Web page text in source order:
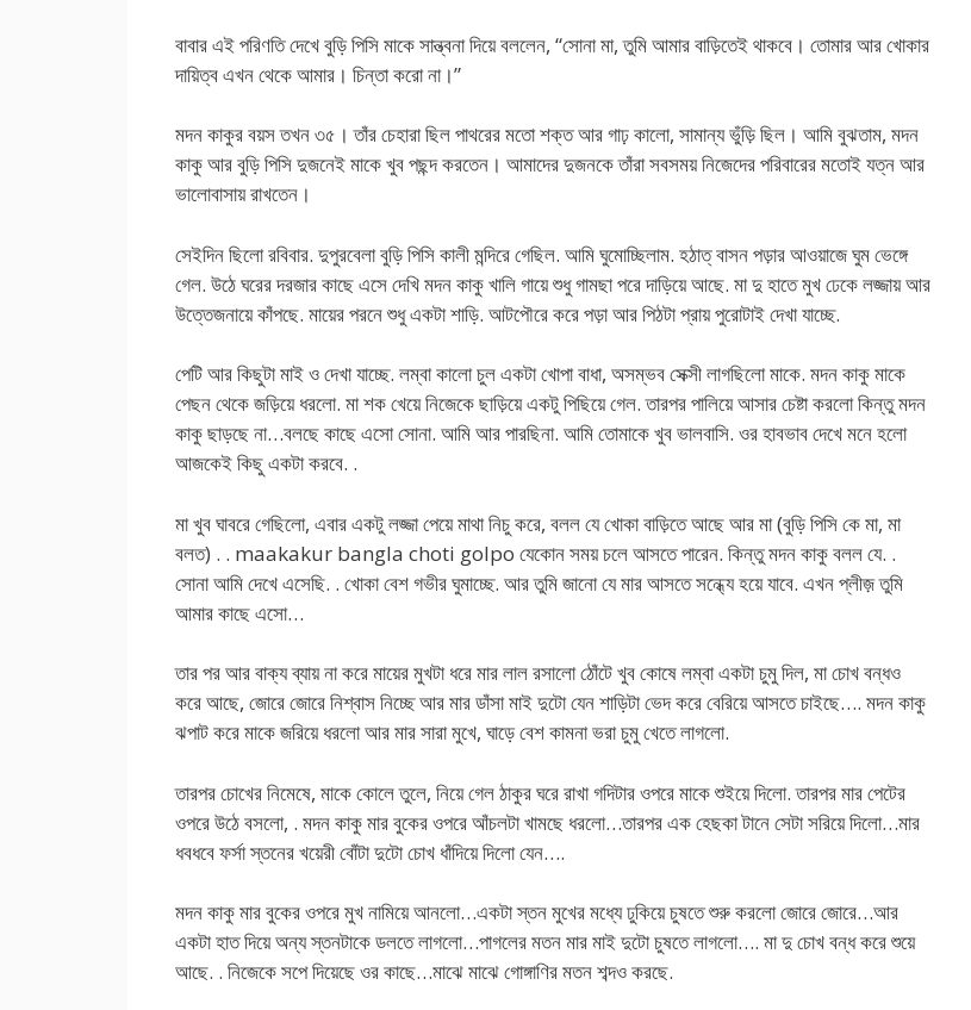
বাবার এই পরিণতি দেখে বুড়ি পিসি মাকে সান্ত্বনা দিয়ে বললেন, “সোনা মা, তুমি আমার বাড়িতেই থাকবে। তোমার আর খোকার
দায়িত্ব এখন থেকে আমার। চিন্তা করো না।”
মদন কাকুর বয়স তখন ৩৫। তাঁর চেহারা ছিল পাথরের মতো শক্ত আর গাঢ় কালো, সামান্য ভুঁড়ি ছিল। আমি বুঝতাম, মদন
কাকু আর বুড়ি পিসি দুজনেই মাকে খুব পছন্দ করতেন। আমাদের দুজনকে তাঁরা সবসময় নিজেদের পরিবারের মতোই যত্ন আর
ভালোবাসায় রাখতেন।
সেইদিন ছিলো রবিবার. দুপুরবেলা বুড়ি পিসি কালী মন্দিরে গেছিল. আমি ঘুমোচ্ছিলাম. হঠাত্ বাসন পড়ার আওয়াজে ঘুম ভেঙ্গে
গেল. উঠে ঘরের দরজার কাছে এসে দেখি মদন কাকু খালি গায়ে শুধু গামছা পরে দাড়িয়ে আছে. মা দু হাতে মুখ ঢেকে লজ্জায় আর
উত্তেজনায়ে কাঁপছে. মায়ের পরনে শুধু একটা শাড়ি. আটপৌরে করে পড়া আর পিঠটা প্রায় পুরোটাই দেখা যাচ্ছে.
পেটি আর কিছুটা মাই ও দেখা যাচ্ছে. লম্বা কালো চুল একটা খোপা বাধা, অসম্ভব সেক্সী লাগছিলো মাকে. মদন কাকু মাকে
পেছন থেকে জড়িয়ে ধরলো. মা শক খেয়ে নিজেকে ছাড়িয়ে একটু পিছিয়ে গেল. তারপর পালিয়ে আসার চেষ্টা করলো কিন্তু মদন
কাকু ছাড়ছে না…বলছে কাছে এসো সোনা. আমি আর পারছিনা. আমি তোমাকে খুব ভালবাসি. ওর হাবভাব দেখে মনে হলো
আজকেই কিছু একটা করবে. .
মা খুব ঘাবরে গেছিলো, এবার একটু লজ্জা পেয়ে মাথা নিচু করে, বলল যে খোকা বাড়িতে আছে আর মা (বুড়ি পিসি কে মা, মা
বলত) . . maakakur bangla choti golpo যেকোন সময় চলে আসতে পারেন. কিন্তু মদন কাকু বলল যে. .
সোনা আমি দেখে এসেছি. . খোকা বেশ গভীর ঘুমাচ্ছে. আর তুমি জানো যে মার আসতে সন্ধ্যে হয়ে যাবে. এখন প্লীজ় তুমি
আমার কাছে এসো…
তার পর আর বাক্য ব্যায় না করে মায়ের মুখটা ধরে মার লাল রসালো ঠোঁটে খুব কোষে লম্বা একটা চুমু দিল, মা চোখ বন্ধও
করে আছে, জোরে জোরে নিশ্বাস নিচ্ছে আর মার ডাঁসা মাই দুটো যেন শাড়িটা ভেদ করে বেরিয়ে আসতে চাইছে…. মদন কাকু
ঝপাট করে মাকে জরিয়ে ধরলো আর মার সারা মুখে, ঘাড়ে বেশ কামনা ভরা চুমু খেতে লাগলো.
তারপর চোখের নিমেষে, মাকে কোলে তুলে, নিয়ে গেল ঠাকুর ঘরে রাখা গদিটার ওপরে মাকে শুইয়ে দিলো. তারপর মার পেটের
ওপরে উঠে বসলো, . মদন কাকু মার বুকের ওপরে আঁচলটা খামছে ধরলো…তারপর এক হেছকা টানে সেটা সরিয়ে দিলো…মার
ধবধবে ফর্সা স্তনের খয়েরী বোঁটা দুটো চোখ ধাঁদিয়ে দিলো যেন….
মদন কাকু মার বুকের ওপরে মুখ নামিয়ে আনলো…একটা স্তন মুখের মধ্যে ঢুকিয়ে চুষতে শুরু করলো জোরে জোরে…আর
একটা হাত দিয়ে অন্য স্তনটাকে ডলতে লাগলো…পাগলের মতন মার মাই দুটো চুষতে লাগলো…. মা দু চোখ বন্ধ করে শুয়ে
আছে. . নিজেকে সপে দিয়েছে ওর কাছে…মাঝে মাঝে গোঙ্গাণির মতন শব্দও করছে.